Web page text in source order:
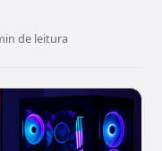
de leitura